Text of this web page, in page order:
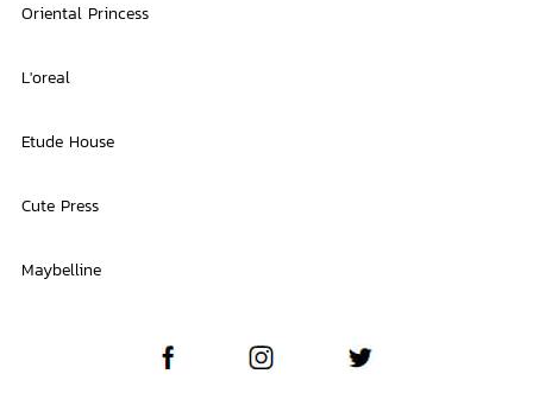
Oriental Princess
L'oreal
Etude House
Cute Press
Maybelline